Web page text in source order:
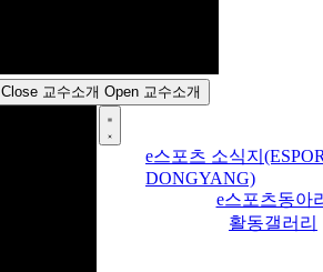
Close 교수소개 Open 교수소개
e스포츠 소식지
DONGYANG)
e스포츠동아
활동갤러리